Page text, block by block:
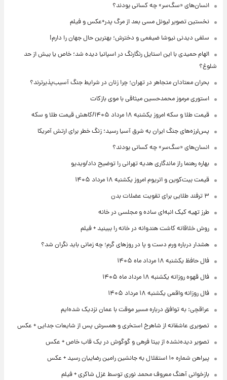
انسان‌های «سگ‌سر» چه کسانی بودند؟
نخستین تصویر لیونل مسی بعد از مرگ پدر+عکس و فیلم
سلفی دیدنی نیوشا ضیغمی و دخترش؛ بهترین حال جهان را دارم!
الهام حمیدی با این استایل رنگارنگ در اسپانیا دیده شد؛ خاص یا بیش از حد
شلوغ؟
بحران معتادان متجاهر در تهران؛ چرا زنان در شرایط جنگ آسیب‌پذیرترند؟
استوری مرموز محمدحسین میثاقی با موی بازکات
قیمت طلا و سکه امروز یکشنبه ۱۸ مرداد ۱۴۰۵/کاهش قیمت طلا و سکه
پس‌لرزه‌های جنگ ایران به شرق آسیا رسید؛ زنگ خطر برای ارتش آمریکا
انسان‌های «سگ‌سر» چه کسانی بودند؟
بهاره رهنما راز ماندگاری هدیه تهرانی را توضیح داد/ویدیو
قیمت بیت‌کوین و اتریوم امروز یکشنبه ۱۸ مرداد ۱۴۰۵
۳ ترفند طلایی برای تقویت عضلات بدن
طرز تهیه کیک انبه‌ای ساده و مجلسی در خانه
روش خلاقانه کاشت هندوانه در خانه را ببینید + فیلم
هشدار درباره ورم دست و پا در روزهای گرم؛ چه زمانی باید نگران شد؟
فال حافظ یکشنبه ۱۸ مرداد ماه ۱۴۰۵
فال قهوه روزانه یکشنبه ۱۸ مرداد ماه ۱۴۰۵
فال روزانه واقعی یکشنبه ۱۸ مرداد ۱۴۰۵
عراقچی: به توافق درباره مسیر موقت با عمان نزدیک شده‌ایم
تصویری عاشقانه از شاهرخ استخری و همسرش پس از شایعات جدایی + عکس
تصویر دیده‌نشده از بیتا فرهی و گوگوش در یک قاب خاص + عکس
پیراهن شماره ۱۰ استقلال به جانشین رامین رضاییان رسید + عکس
بازخوانی آهنگ معروف محمد نوری توسط غزل شاکری + فیلم